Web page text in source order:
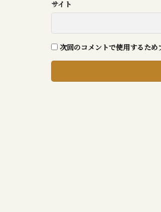
サイト
次回のコメントで使用するため